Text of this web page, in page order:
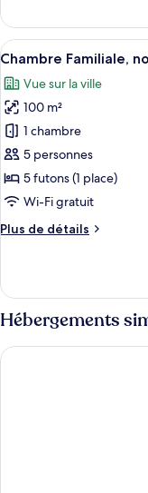
de
chambre :
Chambre
le
type
de
Chambre
Afficher
toutes
les
photos
pour
ce
type
de
chambre :
Chambre
fumeurs
8
Chambre Familiale,
Vue sur la ville
100 m²
1 chambre
5 personnes
5 futons (1 place)
Wi-Fi gratuit
Plus de détails
Plus
le
type
de
chambre
Chambre
Hébergements
Yamanaka Onsen